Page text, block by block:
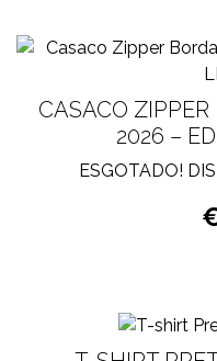
CASACO
2026 –
ESGOTADO!